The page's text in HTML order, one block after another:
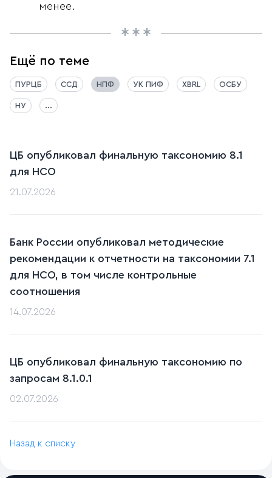
менее.
Ещё по теме
ПУРЦБ ССД НПФ УК ПИФ XBRL ОСБУ
НУ ...
ЦБ опубликовал финальную таксономию 8.1
для НСО
21.07.2026
Банк России опубликовал методические
рекомендации к отчетности на таксономии 7.1
для НСО, в том числе контрольные
соотношения
14.07.2026
ЦБ опубликовал финальную таксономию по
запросам 8.1.0.1
02.07.2026
Назад к списку